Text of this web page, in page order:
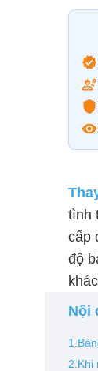
tình
cấp
độ
Nội
2.Khi